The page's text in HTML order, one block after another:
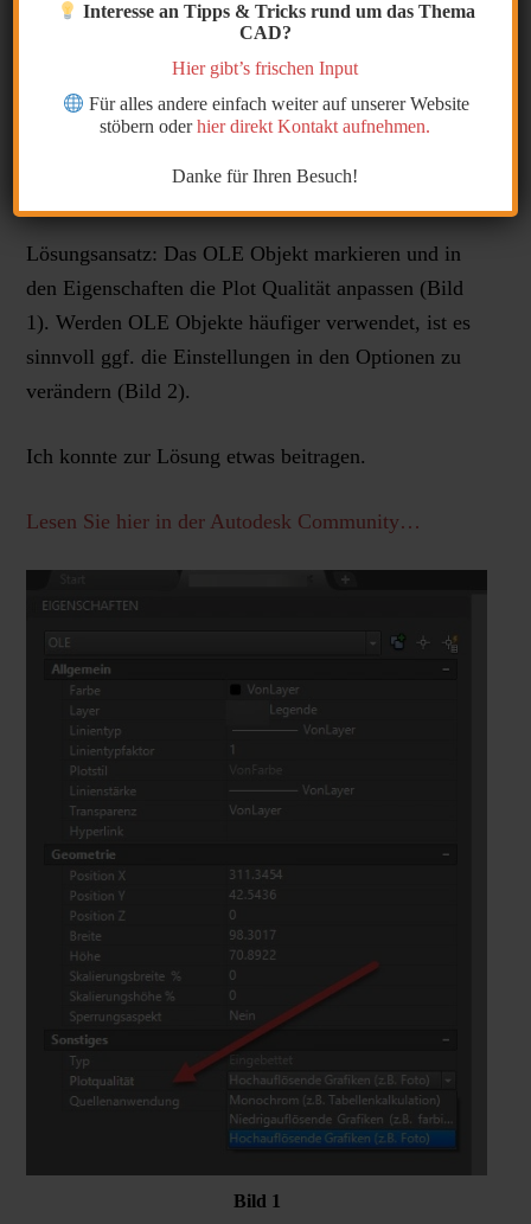
Das Verknüpfen oder Einbetten von Objekten
anderen Anwendungen.
Lösungsansatz: Das OLE Objekt markieren und in
den Eigenschaften die Plot Qualität anpassen (Bild
1). Werden OLE Objekte häufiger verwendet, ist es
sinnvoll ggf. die Einstellungen in den Optionen zu
verändern (Bild 2).
Ich konnte zur Lösung etwas beitragen.
Lesen Sie hier in der Autodesk Community…
Bild 1
Interesse an Tipps & Tricks rund um das Thema
CAD?
Hier gibt’s frischen Input
Für alles andere einfach weiter auf unserer Website
stöbern oderhier direkt Kontakt aufnehmen.
Danke für Ihren Besuch!